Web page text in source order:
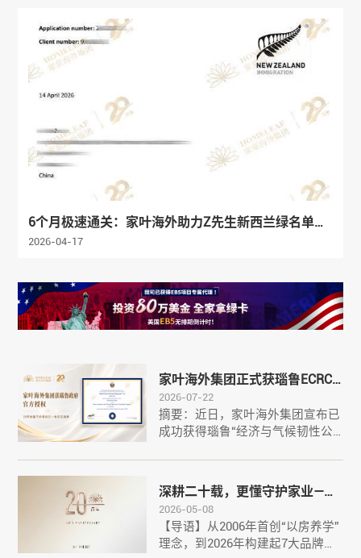
6个月极速通关：家叶海外助力Z先生新西兰绿名单电
气工程技术员岗位成功获批
2026-04-17
家叶海外集团正式获瑙鲁ECRCP
项目官方授权，身份规划服务再
添权威认证
2026-07-22
摘要：近日，家叶海外集团宣布已
成功获得瑙鲁“经济与气候韧性公
理资质。该资质可通过ECRCP项目
官网公开查询，彰显了集团在投资
移民领域20年积累的专业性与合规
性，为高净值家庭的身份规划提供
了又一可靠选择。官方授权，资质
透···
深耕二十载，更懂守护家业——
家叶海外集团辉煌发展纪实
2026-05-08
【导语】从2006年首创“以房养学”
理念，到2026年构建起7大品牌矩